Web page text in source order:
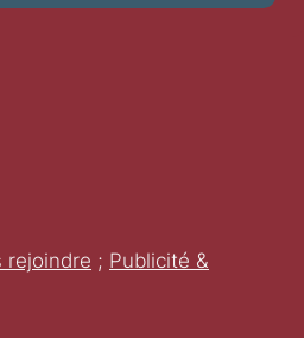
rejoindre ; Publicité &